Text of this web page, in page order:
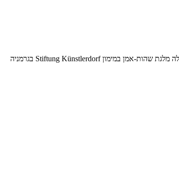
סיימה את לימודי התואר הראשון בבית הספר לאמנות "המדרשה" בשנת 2008 ולומדת לקראת תואר שני בתכנית הבינתחומית באמנויות באוניברסיטת תל אביב. קיבלה מלגת שהות-אמן במימון Stiftung Künstlerdorf בגרמניה